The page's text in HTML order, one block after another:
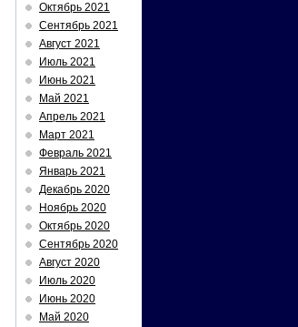
Октябрь 2021
Сентябрь 2021
Август 2021
Июль 2021
Июнь 2021
Май 2021
Апрель 2021
Март 2021
Февраль 2021
Январь 2021
Декабрь 2020
Ноябрь 2020
Октябрь 2020
Сентябрь 2020
Август 2020
Июль 2020
Июнь 2020
Май 2020